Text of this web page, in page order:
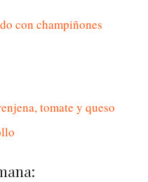
con champiñones
tomate y queso